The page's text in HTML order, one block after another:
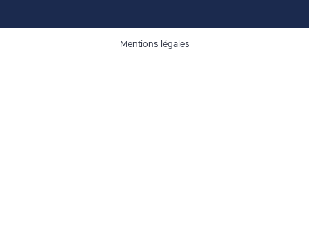
Mentions légales